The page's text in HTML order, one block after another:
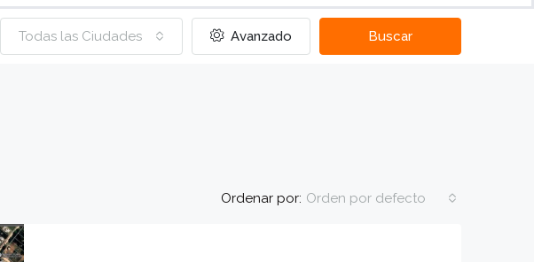
Todas las Ciudades Avanzado Buscar
Ordenar por: Orden por defecto